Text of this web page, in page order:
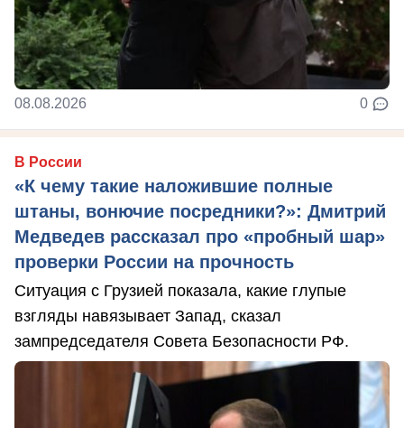
08.08.2026 0
В России
«К чему такие наложившие полные
штаны, вонючие посредники?»: Дмитрий
Медведев рассказал про «пробный шар»
проверки России на прочность
Ситуация с Грузией показала, какие глупые
взгляды навязывает Запад, сказал
зампредседателя Совета Безопасности РФ.